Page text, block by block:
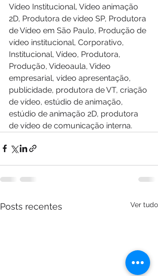
Vídeo Institucional, Vídeo animação
2D, Produtora de video SP, Produtora
de Vídeo em São Paulo, Produção de
vídeo institucional, Corporativo,
Institucional, Vídeo, Produtora,
Produção, Videoaula, Video
empresarial, video apresentação,
publicidade, produtora de VT, criação
de vídeo, estúdio de animação,
estúdio de animação 2D, produtora
de vídeo de comunicação interna.
Posts recentes Ver tudo